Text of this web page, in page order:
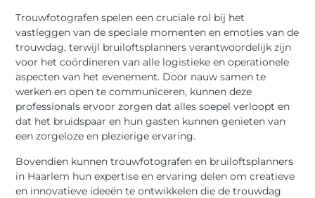
Trouwfotografen spelen een cruciale rol bij het
vastleggen van de speciale momenten en emoties van de
trouwdag, terwijl bruiloftsplanners verantwoordelijk zijn
voor het coördineren van alle logistieke en operationele
aspecten van het evenement. Door nauw samen te
werken en open te communiceren, kunnen deze
professionals ervoor zorgen dat alles soepel verloopt en
dat het bruidspaar en hun gasten kunnen genieten van
een zorgeloze en plezierige ervaring.
Bovendien kunnen trouwfotografen en bruiloftsplanners
in Haarlem hun expertise en ervaring delen om creatieve
en innovatieve ideeën te ontwikkelen die de trouwdag